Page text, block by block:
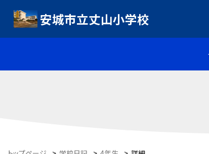
安城市立丈山小学校